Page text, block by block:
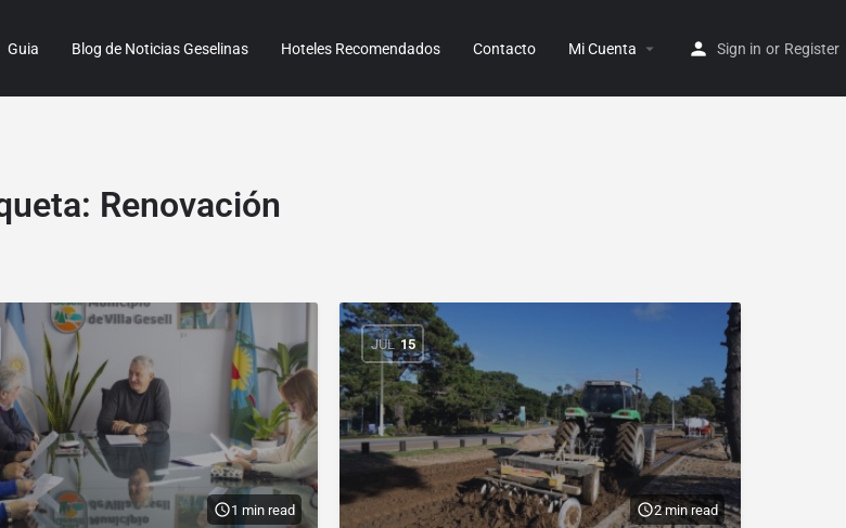
Guia Blog de Noticias Geselinas Hoteles Recomendados Contacto Mi Cuenta Sign in or Register
Renovación
1 min read
JUL 15
2 min read